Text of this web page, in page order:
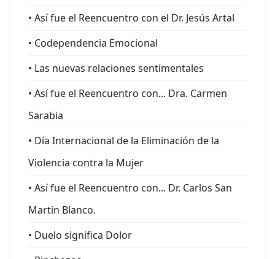
• Así fue el Reencuentro con el Dr. Jesús Artal
• Codependencia Emocional
• Las nuevas relaciones sentimentales
• Así fue el Reencuentro con... Dra. Carmen
Sarabia
• Día Internacional de la Eliminación de la
Violencia contra la Mujer
• Así fue el Reencuentro con... Dr. Carlos San
Martin Blanco.
• Duelo significa Dolor